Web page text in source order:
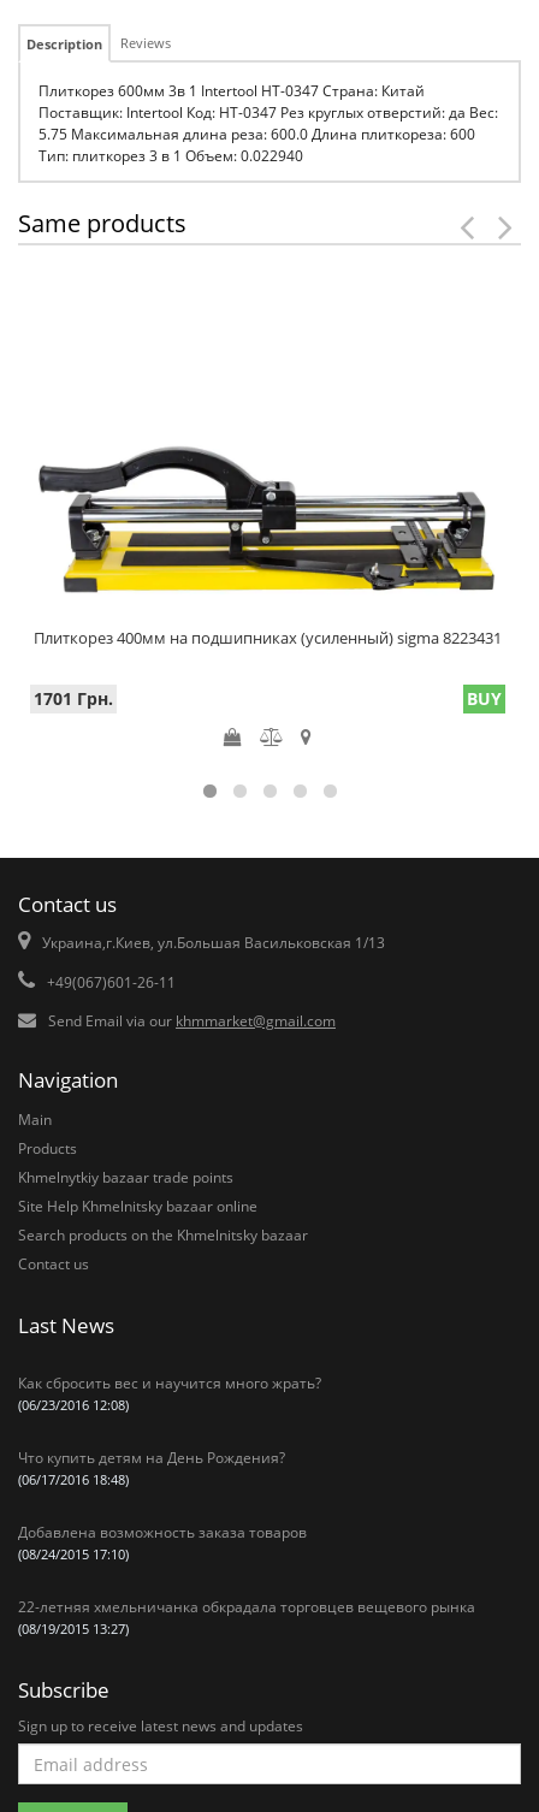
Description Reviews
Плиткорез 600мм 3в 1 Intertool HT-0347 Страна: Китай
Поставщик: Intertool Код: HT-0347 Рез круглых отверстий: да Вес:
5.75 Максимальная длина реза: 600.0 Длина плиткореза: 600
Тип: плиткорез 3 в 1 Объем: 0.022940
Same products
Плиткорез 400мм на подшипниках (усиленный) sigma 8223431
1701 Грн. BUY
Contact us
Украина,г.Киев, ул.Большая Васильковская 1/13
+49(067)601-26-11
Send Email via our khmmarket@gmail.com
Navigation
Main
Products
Khmelnytkiy bazaar trade points
Site Help Khmelnitsky bazaar online
Search products on the Khmelnitsky bazaar
Contact us
Last News
Как сбросить вес и научится много жрать?
(06/23/2016 12:08)
Что купить детям на День Рождения?
(06/17/2016 18:48)
Добавлена возможность заказа товаров
(08/24/2015 17:10)
22-летняя хмельничанка обкрадала торговцев вещевого рынка
(08/19/2015 13:27)
Subscribe
Sign up to receive latest news and updates